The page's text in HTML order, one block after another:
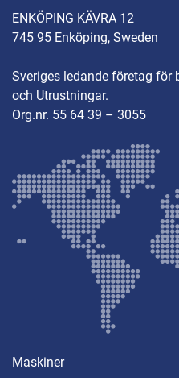
ENKÖPING KÄVRA 12
745 95 Enköping, Sweden
Sveriges ledande företag för
och Utrustningar.
Org.nr. 55 64 39 – 3055
Maskiner